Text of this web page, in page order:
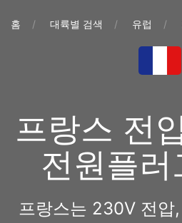
홈 대륙별 검색 유럽
프랑스 전
전원플러
프랑스는 230V 전압